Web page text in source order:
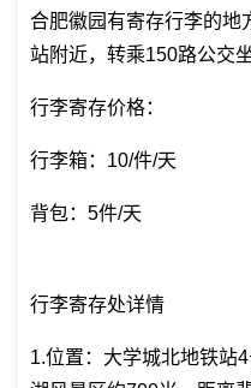
合肥徽园有寄存行李的地
站附近，转乘150路公交
行李寄存价格：
行李箱：10/件/天
背包：5件/天
行李寄存处详情
1.位置：大学城北地铁站